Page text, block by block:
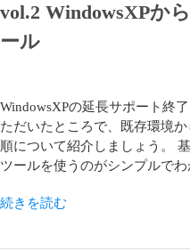
vol.2 WindowsXPか
ール
WindowsXPの延長サポート終
ただいたところで、既存環境
順について紹介しましょう。
ツールを使うのがシンプルで
続きを読む